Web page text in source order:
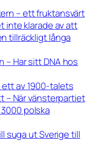
– ett fruktansvärt
inte klarade av att
tillräckligt långa
– Har sitt DNA hos
ett av 1900-talets
– När vänsterpartiet
polska
suga ut Sverige till